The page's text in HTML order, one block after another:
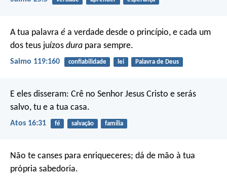
A tua palavra é a verdade desde o princípio, e cada um
dos teus juízos dura para sempre.
Salmo 119:160 confiabilidade lei Palavra de Deus
E eles disseram: Crê no Senhor Jesus Cristo e serás
salvo, tu e a tua casa.
Atos 16:31 fé salvação família
Não te canses para enriqueceres; dá de mão à tua
própria sabedoria.